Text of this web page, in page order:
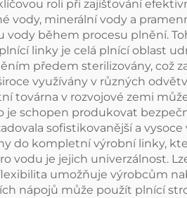
roli při zajišťování
vody, minerální vody a
vody během procesu plnění.
linky je celá plnící oblast
předem sterilizovány, což
využívány v různých
továrna v rozvojové zemi
je schopen produkovat
sofistikovanější a
do kompletní výrobní linky,
vodu je jejich univerzálnost.
umožňuje výrobcům
nápojů může použít plnící